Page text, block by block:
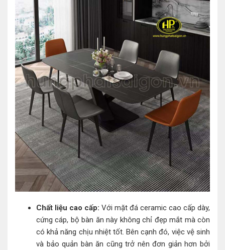
Chất liệu cao cấp: Với mặt đá ceramic cao cấp dày,
cứng cáp, bộ bàn ăn này không chỉ đẹp mắt mà còn
có khả năng chịu nhiệt tốt. Bên cạnh đó, việc vệ sinh
và bảo quản bàn ăn cũng trở nên đơn giản hơn bởi